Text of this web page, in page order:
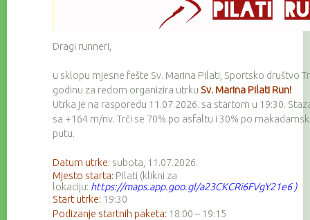
Dragi runneri,
u sklopu mjesne fešte Sv. Marina Pilati, Sportsko društvo
godinu za redom organizira utrku Sv. Marina Pilati Run!
Utrka je na rasporedu 11.07.2026. sa startom u 19:30.
sa +164 m/nv. Trči se 70% po asfaltu i 30% po
putu.
Datum utrke: subota, 11.07.2026.
Mjesto starta: Pilati (klikni za
lokaciju: https://maps.app.goo.gl/a23CKCRi6FVgY21e6)
Start utrke: 19:30
Podizanje startnih paketa: 18:00 – 19:15